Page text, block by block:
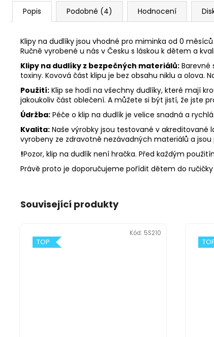
Popis Podobné (4) Hodnocení
Klipy na dudlíky jsou vhodné pro miminka od 0
Ručně vyrobené u nás v Česku s láskou k dětem a
Klipy na dudlíky z bezpečných materiálů: Barevné
toxiny. Kovová část klipu je bez obsahu niklu a olova.
Použití: Klip se hodí na všechny dudlíky, které mají
jakoukoliv část oblečení. A můžete si být jistí, že jste
Údržba: Péče o klip na dudlík je velice snadná a
Kvalita: Naše výrobky jsou testované v akreditované
vyrobeny ze zdravotně nezávadných materiálů a
!Pozor, klip na dudlík není hračka. Před každým
Právě proto je doporučujeme pořídit dětem do
Související produkty
TOP
Kód: 5S210